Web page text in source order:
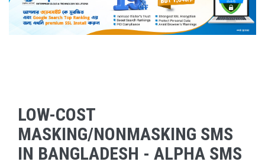
LOW-COST
MASKING/NONMASKING SMS
IN BANGLADESH - ALPHA SMS